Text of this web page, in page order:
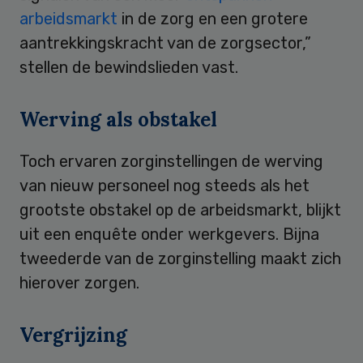
arbeidsmarkt in de zorg en een grotere
aantrekkingskracht van de zorgsector,”
stellen de bewindslieden vast.
Werving als obstakel
Toch ervaren zorginstellingen de werving
van nieuw personeel nog steeds als het
grootste obstakel op de arbeidsmarkt, blijkt
uit een enquête onder werkgevers. Bijna
tweederde van de zorginstelling maakt zich
hierover zorgen.
Vergrijzing